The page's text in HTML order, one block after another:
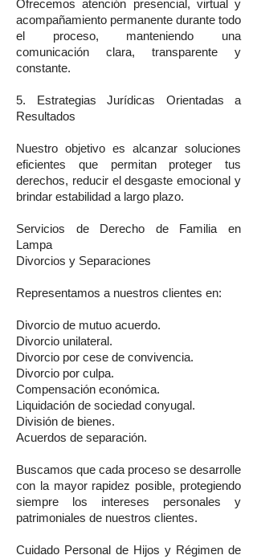
Ofrecemos atención presencial, virtual y
acompañamiento permanente durante todo
el proceso, manteniendo una
comunicación clara, transparente y
constante.
5. Estrategias Jurídicas Orientadas a
Resultados
Nuestro objetivo es alcanzar soluciones
eficientes que permitan proteger tus
derechos, reducir el desgaste emocional y
brindar estabilidad a largo plazo.
Servicios de Derecho de Familia en
Lampa
Divorcios y Separaciones
Representamos a nuestros clientes en:
Divorcio de mutuo acuerdo.
Divorcio unilateral.
Divorcio por cese de convivencia.
Divorcio por culpa.
Compensación económica.
Liquidación de sociedad conyugal.
División de bienes.
Acuerdos de separación.
Buscamos que cada proceso se desarrolle
con la mayor rapidez posible, protegiendo
siempre los intereses personales y
patrimoniales de nuestros clientes.
Cuidado Personal de Hijos y Régimen de